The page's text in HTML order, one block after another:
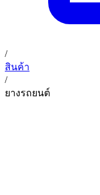
/
สินค้า
/
ยางรถยนต์